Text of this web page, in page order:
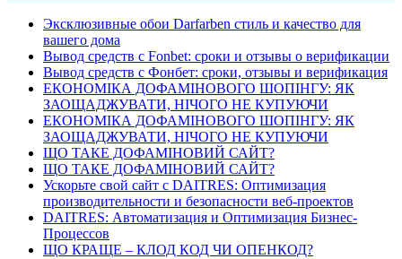
Эксклюзивные обои Darfarben стиль и качество для
вашего дома
Вывод средств с Fonbet: сроки и отзывы о верификации
Вывод средств с Фонбет: сроки, отзывы и верификация
ЕКОНОМІКА ДОФАМІНОВОГО ШОПІНГУ: ЯК
ЗАОЩАДЖУВАТИ, НІЧОГО НЕ КУПУЮЧИ
ЕКОНОМІКА ДОФАМІНОВОГО ШОПІНГУ: ЯК
ЗАОЩАДЖУВАТИ, НІЧОГО НЕ КУПУЮЧИ
ЩО ТАКЕ ДОФАМІНОВИЙ САЙТ?
ЩО ТАКЕ ДОФАМІНОВИЙ САЙТ?
Ускорьте свой сайт с DAITRES: Оптимизация
производительности и безопасности веб-проектов
DAITRES: Автоматизация и Оптимизация Бизнес-
Процессов
ЩО КРАЩЕ – КЛОД КОД ЧИ ОПЕНКОД?